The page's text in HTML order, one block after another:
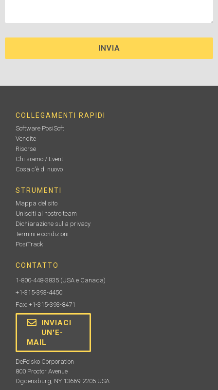
COLLEGAMENTI RAPIDI
Software PosiSoft
Vendite
Risorse
Chi siamo / Eventi
Cosa c'è di nuovo
STRUMENTI
Mappa del sito
Unisciti al nostro team
Dichiarazione sulla privacy
Termini e condizioni
PosiTrack
CONTATTO
1-800-448-3835 (USA e Canada)
+1-315-393-4450
Fax: +1-315-393-8471
INVIACI
UN'E-
MAIL
DeFelsko Corporation
800 Proctor Avenue
Ogdensburg, NY 13669-2205 USA